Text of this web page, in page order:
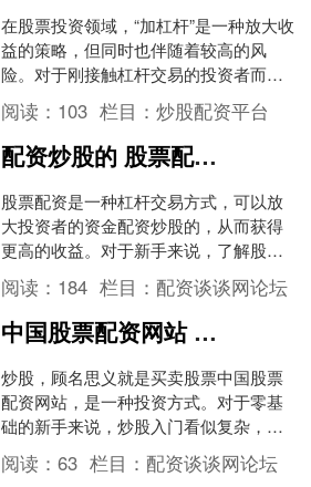
在股票投资领域，“加杠杆”是一种放大收
益的策略，但同时也伴随着较高的风
险。对于刚接触杠杆交易的投资者而
言，掌握正确的入门技巧和风险控制方
法是至关重要的。本文将为....
阅读： 103 栏目：炒股配资平台
配资炒股的 股票配资入门指南：新手快速上手
股票配资是一种杠杆交易方式，可以放
大投资者的资金配资炒股的，从而获得
更高的收益。对于新手来说，了解股票
配资的入门知识至关重要。 正规配资平
台必须具备合法经营资质....
阅读： 184 栏目：配资谈谈网论坛
中国股票配资网站 炒股入门：零基础也能轻松上手
炒股，顾名思义就是买卖股票中国股票
配资网站，是一种投资方式。对于零基
础的新手来说，炒股入门看似复杂，但
掌握以下几个要点，就能轻松上手。 选
择一家信誉良好的配资公....
阅读：63 栏目：配资谈谈网论坛